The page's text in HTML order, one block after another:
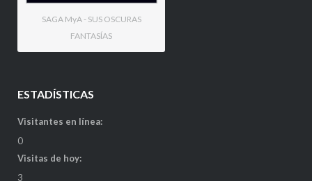
SAGA MyA - SUS OSCURAS
FANTASÍAS
ESTADÍSTICAS
Visitantes en línea:
0
Visitas de hoy:
3